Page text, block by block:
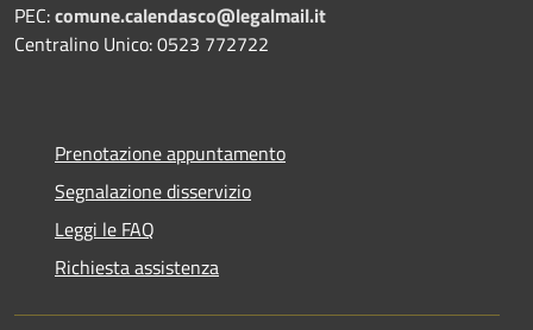
PEC:comune.calendasco@legalmail.it
Centralino Unico: 0523 772722
Prenotazione appuntamento
Segnalazione disservizio
Leggi le FAQ
Richiesta assistenza